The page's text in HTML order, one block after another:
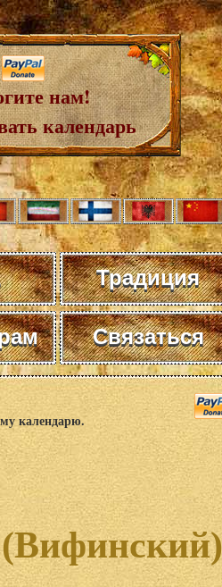
нам!
календарь
Традиция
Связаться
календарю.